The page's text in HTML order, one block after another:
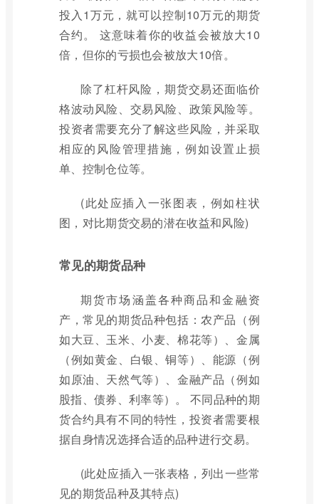
投入1万元，就可以控制10万元的期货
合约。 这意味着你的收益会被放大10
倍，但你的亏损也会被放大10倍。
除了杠杆风险，期货交易还面临价
格波动风险、交易风险、政策风险等。
投资者需要充分了解这些风险，并采取
相应的风险管理措施，例如设置止损
单、控制仓位等。
(此处应插入一张图表，例如柱状
图，对比期货交易的潜在收益和风险)
常见的期货品种
期货市场涵盖各种商品和金融资
产，常见的期货品种包括：农产品（例
如大豆、玉米、小麦、棉花等）、金属
（例如黄金、白银、铜等）、能源（例
如原油、天然气等）、金融产品（例如
股指、债券、利率等）。 不同品种的期
货合约具有不同的特性，投资者需要根
据自身情况选择合适的品种进行交易。
(此处应插入一张表格，列出一些常
见的期货品种及其特点)